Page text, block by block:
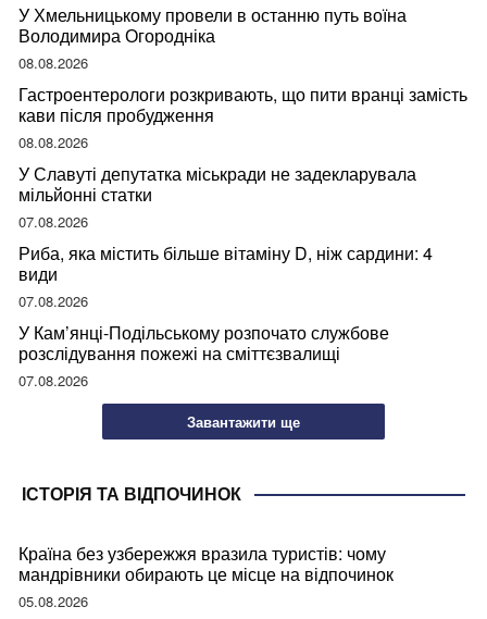
У Хмельницькому провели в останню путь воїна
Володимира Огородніка
08.08.2026
Гастроентерологи розкривають, що пити вранці замість
кави після пробудження
08.08.2026
У Славуті депутатка міськради не задекларувала
мільйонні статки
07.08.2026
Риба, яка містить більше вітаміну D, ніж сардини: 4
види
07.08.2026
У Кам’янці-Подільському розпочато службове
розслідування пожежі на сміттєзвалищі
07.08.2026
Завантажити ще
ІСТОРІЯ ТА ВІДПОЧИНОК
Країна без узбережжя вразила туристів: чому
мандрівники обирають це місце на відпочинок
05.08.2026